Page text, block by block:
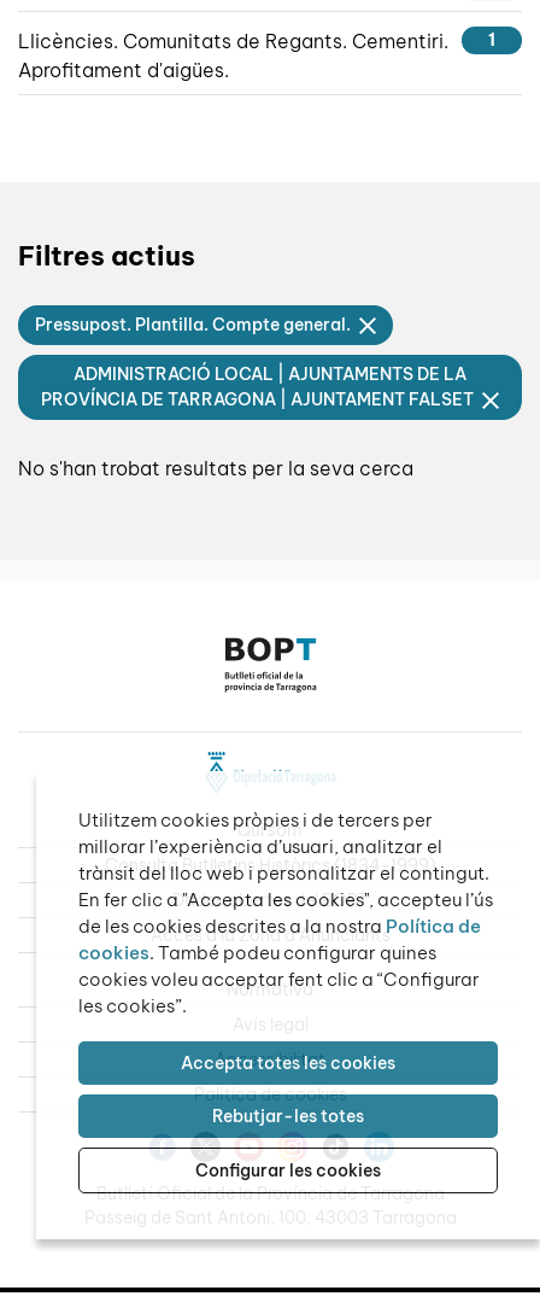
Llicències. Comunitats de Regants. Cementiri.
Aprofitament d'aigües.
1
Filtres actius
Pressupost. Plantilla. Compte general.
ADMINISTRACIÓ LOCAL | AJUNTAMENTS DE LA
PROVÍNCIA DE TARRAGONA | AJUNTAMENT FALSET
No s'han trobat resultats per la seva cerca
Qui som
Consulta Butlletins Històrics (1834-1999)
Dades obertes del BOPT
Accés a la Zona d’Anunciants
Normativa
Avís legal
Accessibilitat
Política de cookies
Butlletí Oficial de la Província de Tarragona
Passeig de Sant Antoni, 100, 43003 Tarragona
Utilitzem cookies pròpies i de tercers per
millorar l’experiència d’usuari, analitzar el
trànsit del lloc web i personalitzar el contingut.
En fer clic a "Accepta les cookies", accepteu l’ús
de les cookies descrites a la nostra Política de
cookies. També podeu configurar quines
cookies voleu acceptar fent clic a “Configurar
les cookies”.
Accepta totes les cookies
Rebutjar-les totes
Configurar les cookies